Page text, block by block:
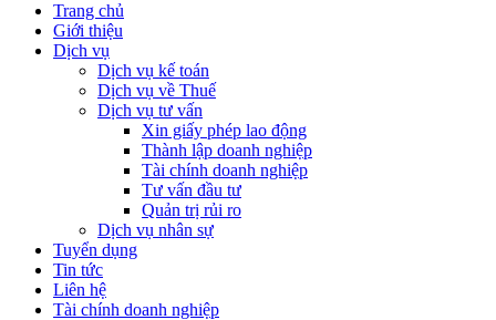
Trang chủ
Giới thiệu
Dịch vụ
Dịch vụ kế toán
Dịch vụ về Thuế
Dịch vụ tư vấn
Xin giấy phép lao động
Thành lập doanh nghiệp
Tài chính doanh nghiệp
Tư vấn đầu tư
Quản trị rủi ro
Dịch vụ nhân sự
Tuyển dụng
Tin tức
Liên hệ
Tài chính doanh nghiệp